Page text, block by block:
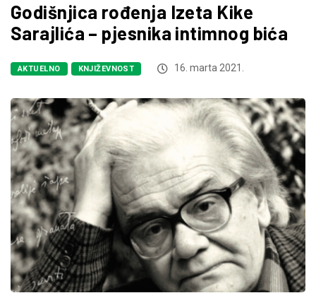
Godišnjica rođenja Izeta Kike
Sarajlića – pjesnika intimnog bića
AKTUELNO KNJIŽEVNOST 16. marta 2021.